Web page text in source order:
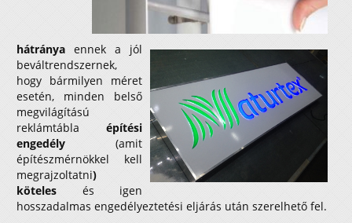
hátránya ennek a jól
beváltrendszernek,
hogy bármilyen méret
esetén, minden belső
megvilágítású
reklámtábla építési
engedély (amit
építészmérnökkel kell
megrajzoltatni)
köteles és igen
hosszadalmas engedélyeztetési eljárás után szerelhető fel.